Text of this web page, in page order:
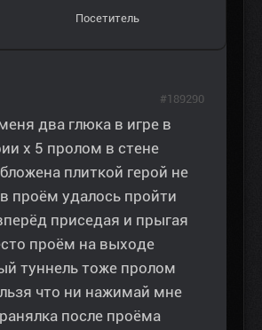
Посетитель
два глюка в игре в
х 5 пролом в стене
плиткой герой не
проём удалось пройти
приседая и прыгая
проём на выходе
туннель тоже пролом
что ни нажимай мне
после проёма
#189290